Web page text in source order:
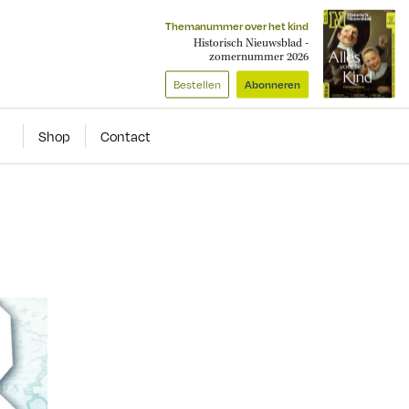
Themanummer over het kind
Historisch Nieuwsblad -
zomernummer 2026
Bestellen Abonneren
Shop Contact